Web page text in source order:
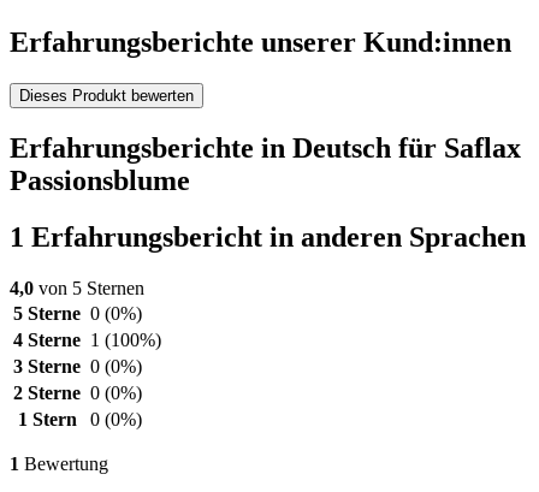
Erfahrungsberichte unserer Kund:innen
Dieses Produkt bewerten
Erfahrungsberichte in Deutsch für Saflax
Passionsblume
1 Erfahrungsbericht in anderen Sprachen
4,0 von 5 Sternen
5 Sterne 0 (0%)
4 Sterne 1 (100%)
3 Sterne 0 (0%)
2 Sterne 0 (0%)
1 Stern
0 (0%)
1 Bewertung